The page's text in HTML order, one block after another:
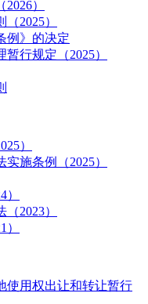
）
2025）
例》的决定
行规定（2025）
）
施条例（2025）
2023）
使用权出让和转让暂行